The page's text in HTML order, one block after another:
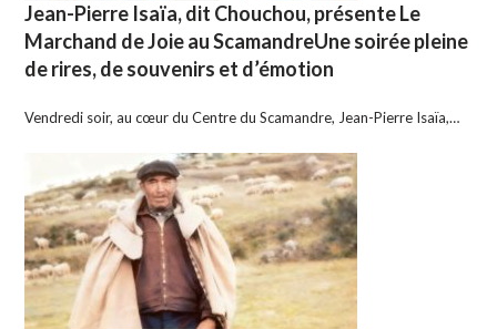
Jean-Pierre Isaïa, dit Chouchou, présente Le
Marchand de Joie au ScamandreUne soirée pleine
de rires, de souvenirs et d’émotion
Vendredi soir, au cœur du Centre du Scamandre, Jean-Pierre Isaïa,…